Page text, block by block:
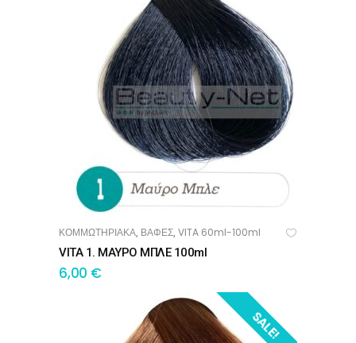
ΠΡΟΣΘΉΚΗ ΣΤΟ ΚΑΛΆΘΙ
ΚΟΜΜΩΤΗΡΙΑΚΑ, ΒΑΦΕΣ, VITA 60ml-100ml
VITA 1. ΜΑΥΡΟ ΜΠΛΕ 100ml
6,00 €
SALE!